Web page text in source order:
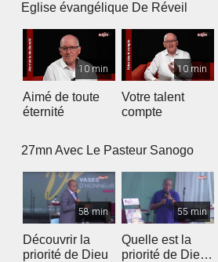
Eglise évangélique De Réveil
10 min
Aimé de toute
éternité
10 min
Votre talent
compte
27mn Avec Le Pasteur Sanogo
58 min
Découvrir la
priorité de Dieu
55 min
Quelle est la
priorité de Dieu